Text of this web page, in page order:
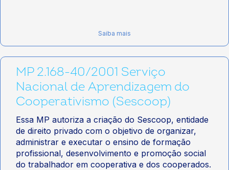
Saiba mais
MP 2.168-40/2001 Serviço
Nacional de Aprendizagem do
Cooperativismo (Sescoop)
Essa MP autoriza a criação do Sescoop, entidade
de direito privado com o objetivo de organizar,
administrar e executar o ensino de formação
profissional, desenvolvimento e promoção social
do trabalhador em cooperativa e dos cooperados.